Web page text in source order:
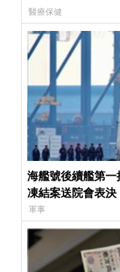
醫療保健
海艦號後續艦第
凍結案送院會表決
軍事